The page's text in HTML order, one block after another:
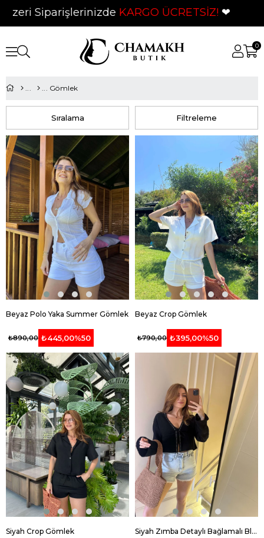
KARGO ÜCRETSİZ! ❤
0
Gömlek
Filtreleme
Sıralama
Beyaz Polo Yaka Summer Gömlek
₺445,00%50
₺890,00
Beyaz Crop Gömlek
₺395,00%50
₺790,00
Siyah Crop Gömlek Siyah Zımba Detaylı Bağlamalı Bluz